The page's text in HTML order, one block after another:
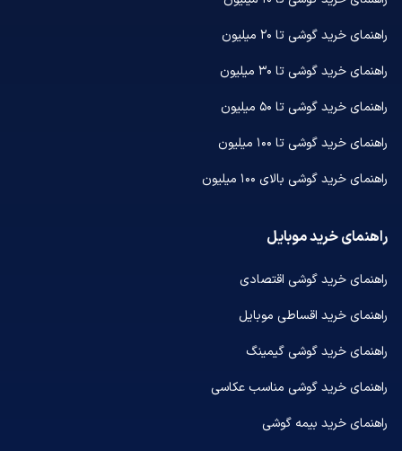
راهنمای خرید گوشی تا ۲۰ میلیون
راهنمای خرید گوشی تا ۳۰ میلیون
راهنمای خرید گوشی تا ۵۰ میلیون
راهنمای خرید گوشی تا ۱۰۰ میلیون
راهنمای خرید گوشی بالای ۱۰۰ میلیون
راهنمای خرید موبایل
راهنمای خرید گوشی اقتصادی
راهنمای خرید اقساطی موبایل
راهنمای خرید گوشی گیمینگ
راهنمای خرید گوشی مناسب عکاسی
راهنمای خرید بیمه گوشی